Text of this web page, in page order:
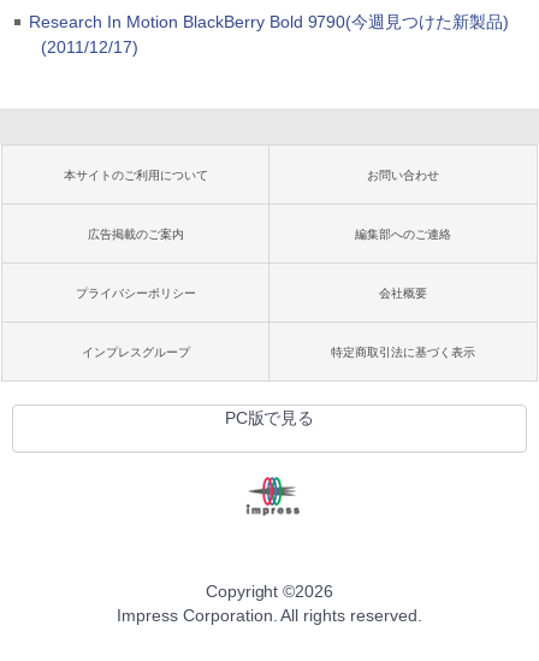
Research In Motion BlackBerry Bold 9790(今週見つけた新製品)
(2011/12/17)
本サイトのご利用について お問い合わせ
広告掲載のご案内 編集部へのご連絡
プライバシーポリシー 会社概要
インプレスグループ 特定商取引法に基づく表示
PC版で見る
Copyright ©2026
Impress Corporation. All rights reserved.